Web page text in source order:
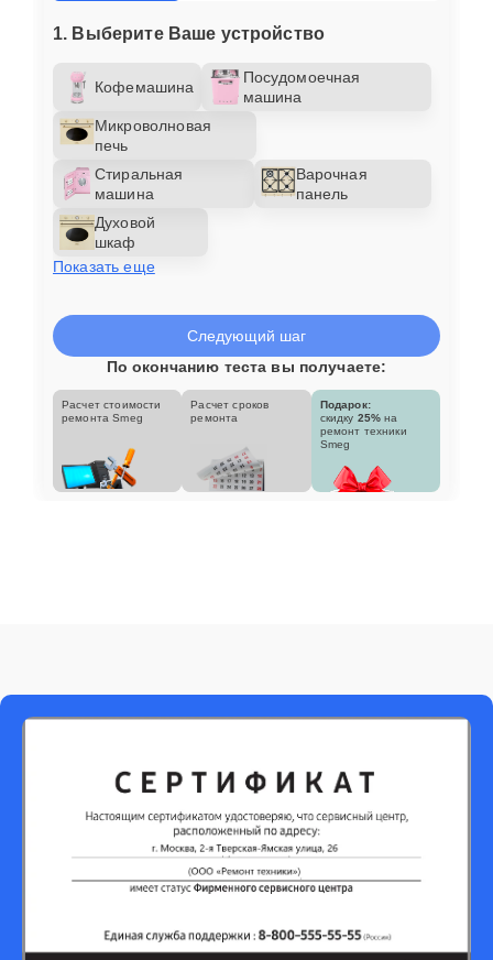
1. Выберите Ваше устройство
Кофемашина
Посудомоечная
машина
Микроволновая
печь
Стиральная
машина
Варочная
панель
Духовой
шкаф
Показать еще
Следующий шаг
По окончанию теста вы получаете:
Расчет стоимости
ремонта Smeg
Расчет сроков
ремонта
Подарок:
скидку 25% на
ремонт техники
Smeg